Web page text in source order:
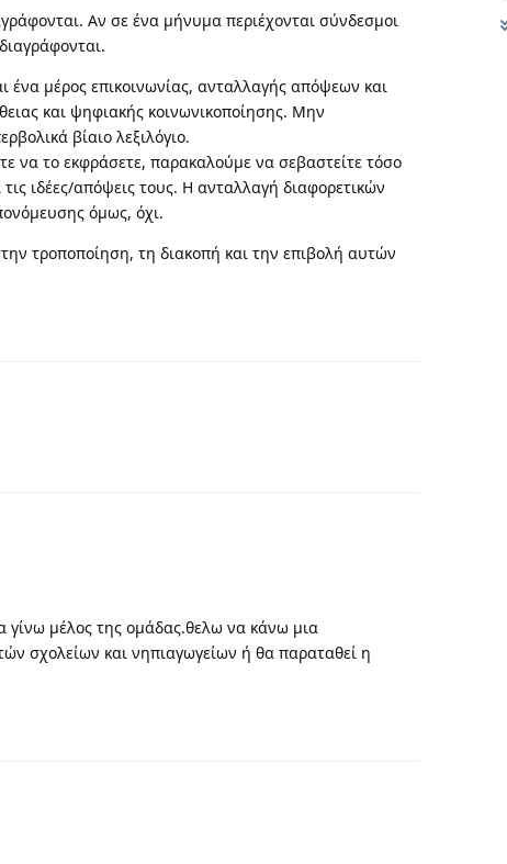
Αν σε ένα μήνυμα περιέχονται σύνδεσμοι
μέρος επικοινωνίας, ανταλλαγής απόψεων και
και ψηφιακής κοινωνικοποίησης. Μην
βίαιο λεξιλόγιο.
να το εκφράσετε, παρακαλούμε να σεβαστείτε τόσο
ιδέες/απόψεις τους. Η ανταλλαγή διαφορετικών
όμως, όχι.
τροποποίηση, τη διακοπή και την επιβολή αυτών
γίνω μέλος της ομάδας.θελω να κάνω μια
σχολείων και νηπιαγωγείων ή θα παραταθεί η